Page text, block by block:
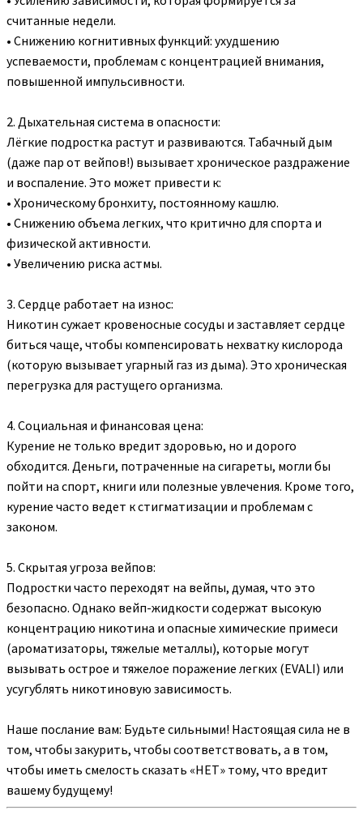
считанные недели.
• Снижению когнитивных функций: ухудшению
успеваемости, проблемам с концентрацией внимания,
повышенной импульсивности.
2. Дыхательная система в опасности:
Лёгкие подростка растут и развиваются. Табачный дым
(даже пар от вейпов!) вызывает хроническое раздражение
и воспаление. Это может привести к:
• Хроническому бронхиту, постоянному кашлю.
• Снижению объема легких, что критично для спорта и
физической активности.
• Увеличению риска астмы.
3. Сердце работает на износ:
Никотин сужает кровеносные сосуды и заставляет сердце
биться чаще, чтобы компенсировать нехватку кислорода
(которую вызывает угарный газ из дыма). Это хроническая
перегрузка для растущего организма.
4. Социальная и финансовая цена:
Курение не только вредит здоровью, но и дорого
обходится. Деньги, потраченные на сигареты, могли бы
пойти на спорт, книги или полезные увлечения. Кроме того,
курение часто ведет к стигматизации и проблемам с
законом.
5. Скрытая угроза вейпов:
Подростки часто переходят на вейпы, думая, что это
безопасно. Однако вейп-жидкости содержат высокую
концентрацию никотина и опасные химические примеси
(ароматизаторы, тяжелые металлы), которые могут
вызывать острое и тяжелое поражение легких (EVALI) или
усугублять никотиновую зависимость.
Наше послание вам: Будьте сильными! Настоящая сила не в
том, чтобы закурить, чтобы соответствовать, а в том,
чтобы иметь смелость сказать «НЕТ» тому, что вредит
вашему будущему!